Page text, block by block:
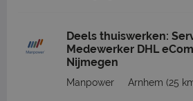
Deels thuiswerken:
Medewerker DHL
Nijmegen
Manpower Arnhem (25